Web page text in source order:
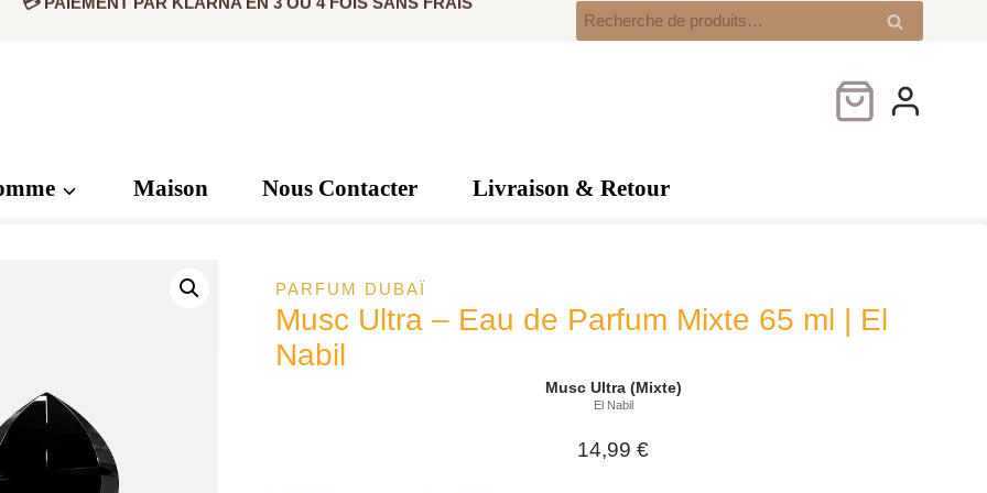
Recherche
pour :
Recherche
Maison Nous Contacter Livraison & Retour
PARFUM DUBAÏ
Musc Ultra – Eau de Parfum Mixte 65 ml | El
Nabil
Musc Ultra (Mixte)
El Nabil
14,99€
Musc
Ultra
65